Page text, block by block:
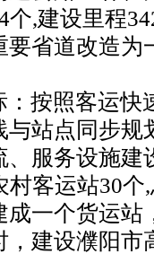
,建设里程
省道改造为
按照客运快
站点同步规
服务设施建
客运站30
一个货运站
，建设濮阳